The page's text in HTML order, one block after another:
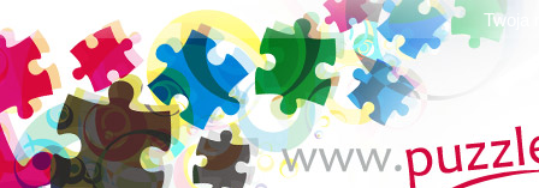
Twoja